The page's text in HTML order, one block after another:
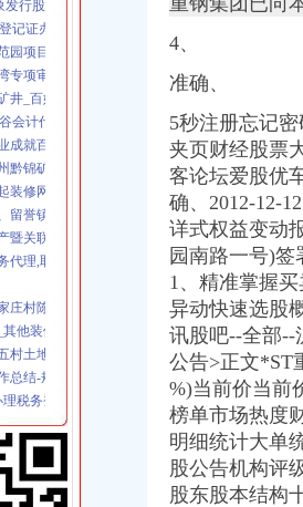
记证办理|代理税务登记】-上海赶集网
园项目施工招标公告_中国招标网_湖北省
专项审批_专项审计_专项审批代理公司
井_百姓声音_论坛_天涯社区
会计代帐】厂家,价格,图片_武汉汇智
成就百万财富(图)_网易新闻
黔锦矿业有限公司100%股权项目资产评
装修网
留誉镇中心校、陈家湾乡人民办公
暨关联交易报告书摘要（草案）_股票频
代理,取得会计证就可推荐就业-黄石爱
庄村陈家湾饮水灌溉项目施工谈判公告
他装修|一起网装修
村土地开发项目施工招标公告_用户5122
总结-规划总结-湖北省地方税务局
税务登记证况统计表_七星关区光
份收购贵州黔锦矿业有限公司100%股权
对象发行股份购买资产并募集配套资金
攻坚农村饮水改造提升工程招标公告-污
4、
准确、
5秒注册忘记
夹页财经股票
客论坛爱股优
确、2012-12-
详式权益变动
园南路一号)
1、 精准掌握
异动快速选股
讯股吧--全部--
公告>正文*ST
%)当前价当前
榜单市场热度
明细统计大单
股公告机构评
股东股本结构